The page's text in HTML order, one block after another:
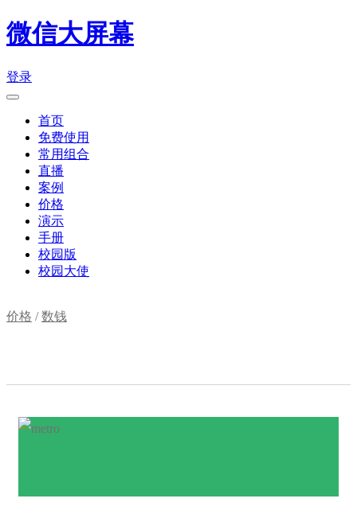
微信大屏幕
登录
首页
免费使用
常用组合
直播
案例
价格
演示
手册
校园版
校园大使
价格 /数钱